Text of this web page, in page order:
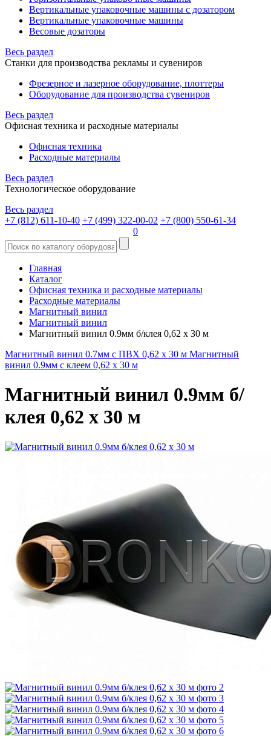
Вертикальные упаковочные машины с дозатором
Вертикальные упаковочные машины
Весовые дозаторы
Весь раздел
Станки для производства рекламы и сувениров
Фрезерное и лазерное оборудование, плоттеры
Оборудование для производства сувениров
Весь раздел
Офисная техника и расходные материалы
Офисная техника
Расходные материалы
Весь раздел
Технологическое оборудование
Весь раздел
+7 (812) 611-10-40 +7 (499) 322-00-02 +7 (800) 550-61-34
0
Главная
Каталог
Офисная техника и расходные материалы
Расходные материалы
Магнитный винил
Магнитный винил
Магнитный винил 0.9мм б/клея 0,62 x 30 м
Магнитный винил 0.7мм с ПВХ 0,62 x 30 м Магнитный
винил 0.9мм с клеем 0,62 x 30 м
Магнитный винил 0.9мм б/
клея 0,62 x 30 м